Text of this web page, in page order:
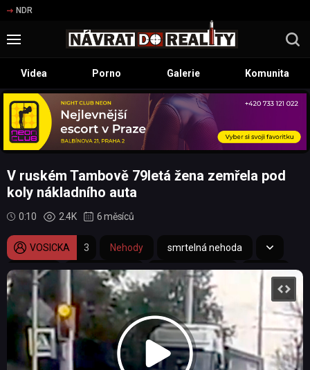
NDR
Videa Porno Galerie Komunita
V ruském Tambově 79letá žena zemřela pod
koly nákladního auta
0:10 2.4K 6 měsíců
VOSICKA 3 Nehody smrtelná nehoda
nehoda nákladní auto nákladní vozidlo přejetí
seniorka